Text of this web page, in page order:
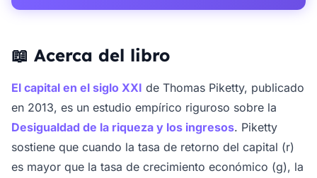
📖 Acerca del libro
El capital en el siglo XXI de Thomas Piketty, publicado
en 2013, es un estudio empírico riguroso sobre la
Desigualdad de la riqueza y los ingresos. Piketty
sostiene que cuando la tasa de retorno del capital (r)
es mayor que la tasa de crecimiento económico (g), la